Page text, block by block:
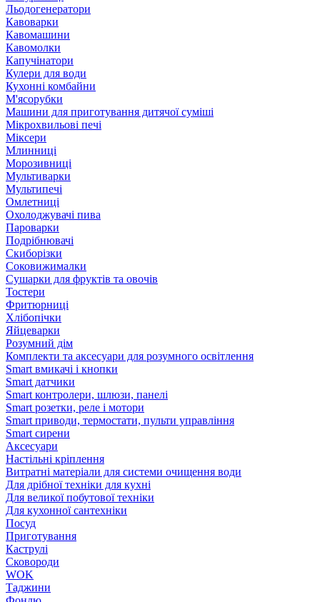
Льодогенератори
Кавоварки
Кавомашини
Кавомолки
Капучінатори
Кулери для води
Кухонні комбайни
М'ясорубки
Машини для приготування дитячої суміші
Мікрохвильові печі
Міксери
Млинниці
Морозивниці
Мультиварки
Мультипечі
Омлетниці
Охолоджувачі пива
Пароварки
Подрібнювачі
Скиборізки
Соковижималки
Сушарки для фруктів та овочів
Тостери
Фритюрниці
Хлібопічки
Яйцеварки
Розумний дім
Комплекти та аксесуари для розумного освітлення
Smart вмикачі і кнопки
Smart датчики
Smart контролери, шлюзи, панелі
Smart розетки, реле і мотори
Smart приводи, термостати, пульти управління
Smart сирени
Аксесуари
Настільні кріплення
Витратні матеріали для системи очищення води
Для дрібної техніки для кухні
Для великої побутової техніки
Для кухонної сантехніки
Посуд
Приготування
Каструлі
Сковороди
WOK
Таджини